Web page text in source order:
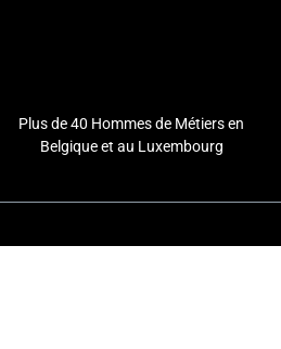
Plus de 40 Hommes de Métiers en
Belgique et au Luxembourg